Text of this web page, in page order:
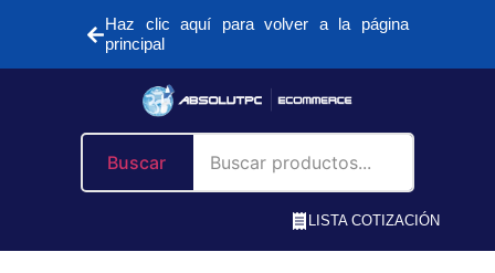
Haz clic aquí para volver a la página
principal
Buscar
LISTA COTIZACIÓN